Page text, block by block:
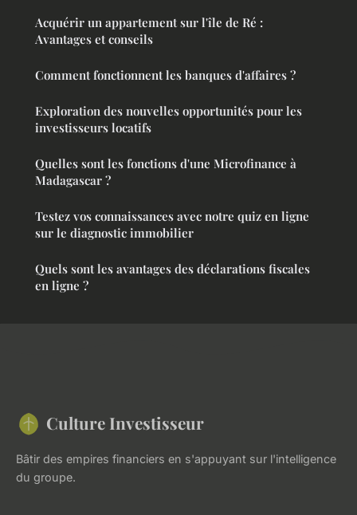
Acquérir un appartement sur l'île de Ré :
Avantages et conseils
Comment fonctionnent les banques d'affaires ?
Exploration des nouvelles opportunités pour les
investisseurs locatifs
Quelles sont les fonctions d'une Microfinance à
Madagascar ?
Testez vos connaissances avec notre quiz en ligne
sur le diagnostic immobilier
Quels sont les avantages des déclarations fiscales
en ligne ?
Culture Investisseur
Bâtir des empires financiers en s'appuyant sur l'intelligence
du groupe.